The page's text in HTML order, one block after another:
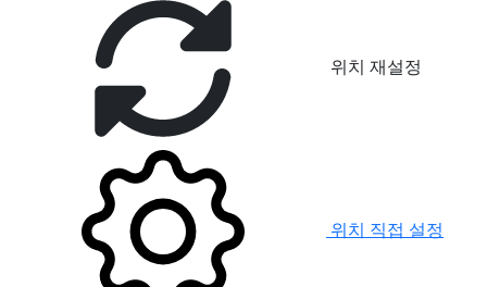
위치 재설정
위치 직접 설정